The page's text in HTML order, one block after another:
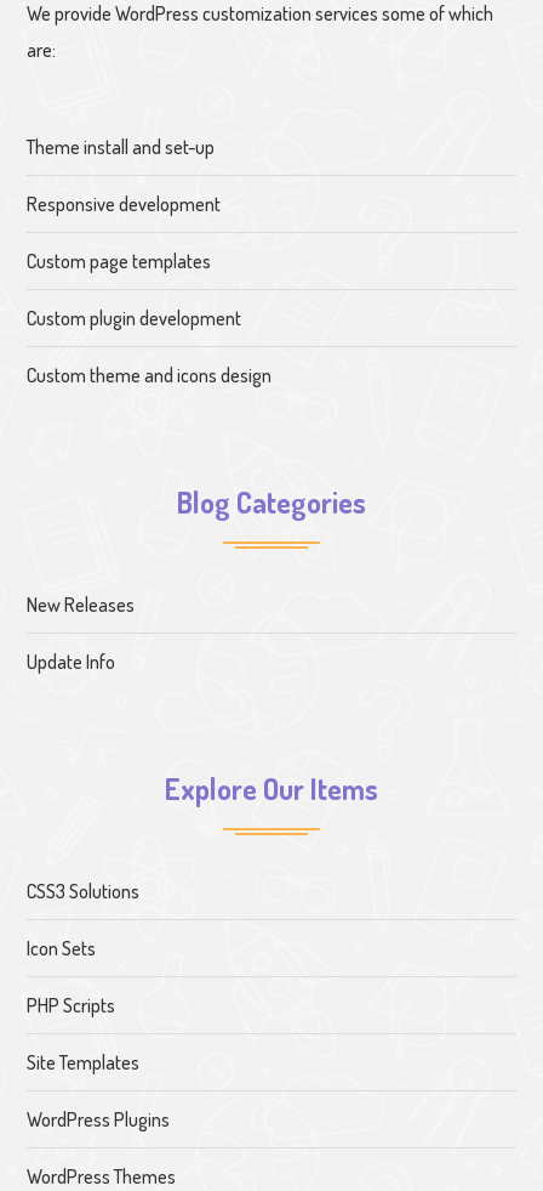
We provide WordPress customization services some of which
are:
Theme install and set-up
Responsive development
Custom page templates
Custom plugin development
Custom theme and icons design
Blog Categories
New Releases
Update Info
Explore Our Items
CSS3 Solutions
Icon Sets
PHP Scripts
Site Templates
WordPress Plugins
WordPress Themes